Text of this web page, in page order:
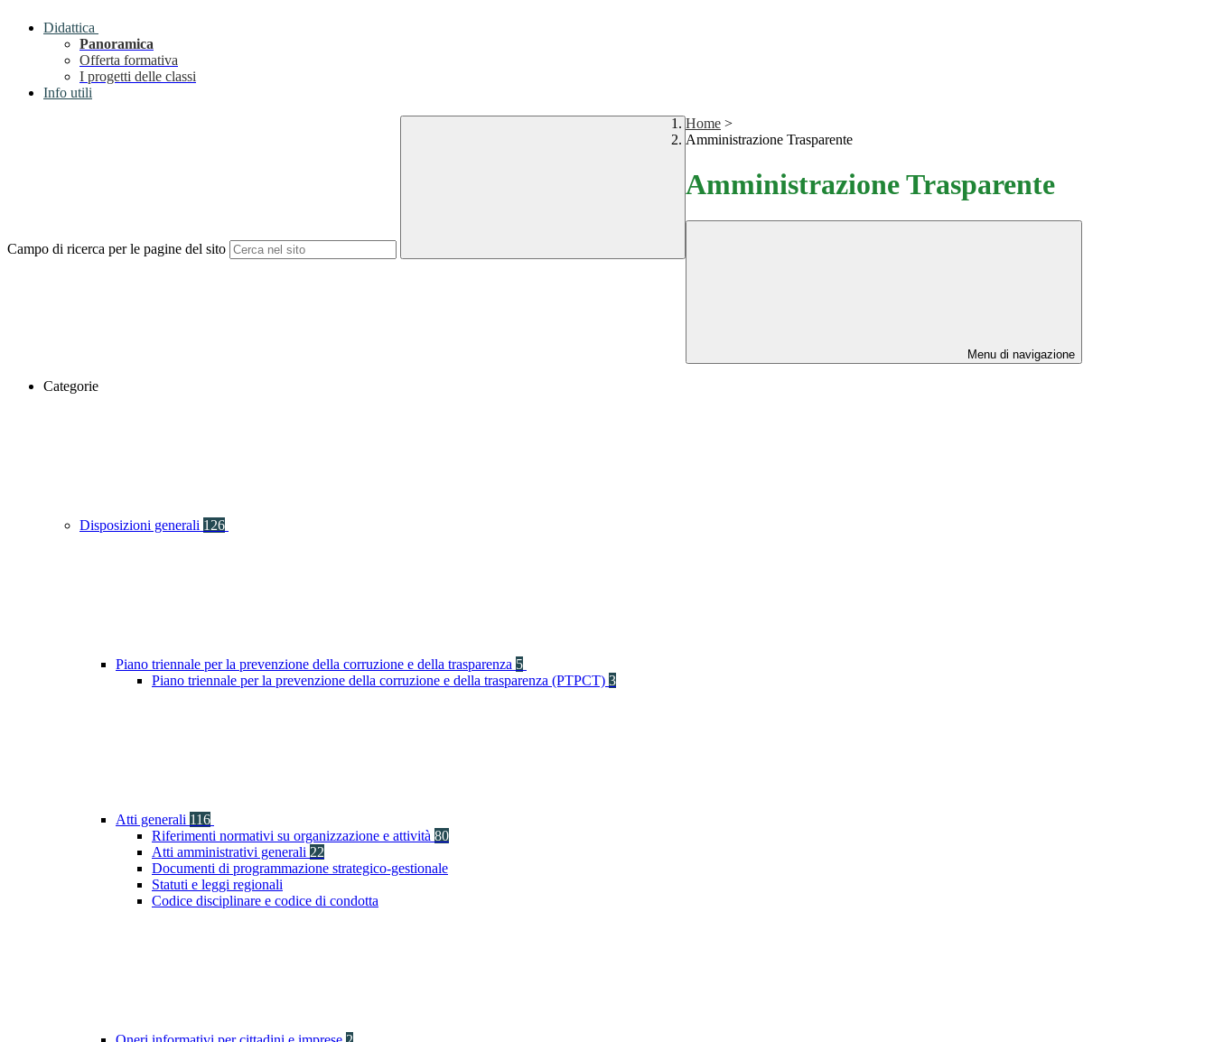
Didattica
Panoramica
Offerta formativa
I progetti delle classi
Info utili
Campo di ricerca per le pagine del sito
Home >
Amministrazione Trasparente
Amministrazione Trasparente
Menu di navigazione
Categorie
Disposizioni generali 126
Piano triennale per la prevenzione della corruzione e della trasparenza 5
Piano triennale per la prevenzione della corruzione e della trasparenza (PTPCT) 3
Atti generali 116
Riferimenti normativi su organizzazione e attività 80
Atti amministrativi generali 22
Documenti di programmazione strategico-gestionale
Statuti e leggi regionali
Codice disciplinare e codice di condotta